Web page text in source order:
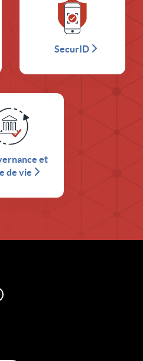
SecurID
et
de vie